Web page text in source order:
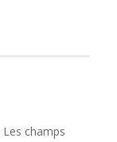
Les champs